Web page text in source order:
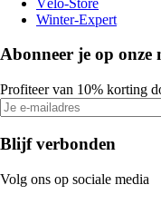
Winter-Expert
Abonneer je op onze
Profiteer van 10% korting
Blijf verbonden
Volg ons op sociale media